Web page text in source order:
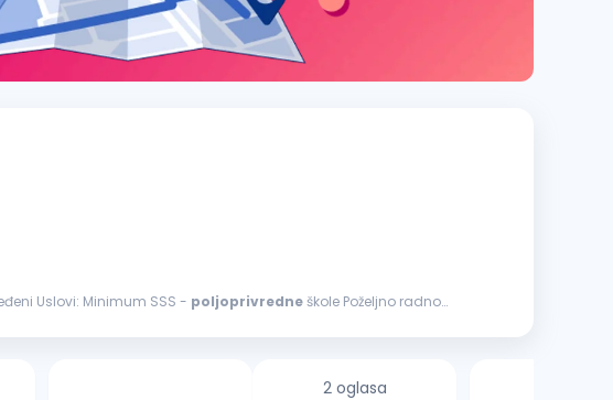
voća Radi i sve ostale poslove koje od njega zahteva nadređeni Uslovi: Minimum SSS - poljoprivredneškole Poželjno radno
2 oglasa